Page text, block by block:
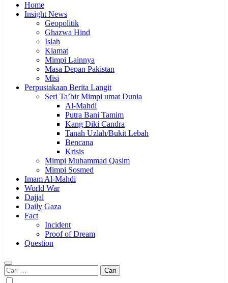
Home
Insight News
Geopolitik
Ghazwa Hind
Islah
Kiamat
Mimpi Lainnya
Masa Depan Pakistan
Misi
Perpustakaan Berita Langit
Seri Ta’bir Mimpi umat Dunia
Al-Mahdi
Putra Bani Tamim
Kang Diki Candra
Tanah Uzlah/Bukit Lebah
Bencana
Krisis
Mimpi Muhammad Qasim
Mimpi Sosmed
Imam Al-Mahdi
World War
Dajjal
Daily Gaza
Fact
Incident
Proof of Dream
Question
Cari
untuk: